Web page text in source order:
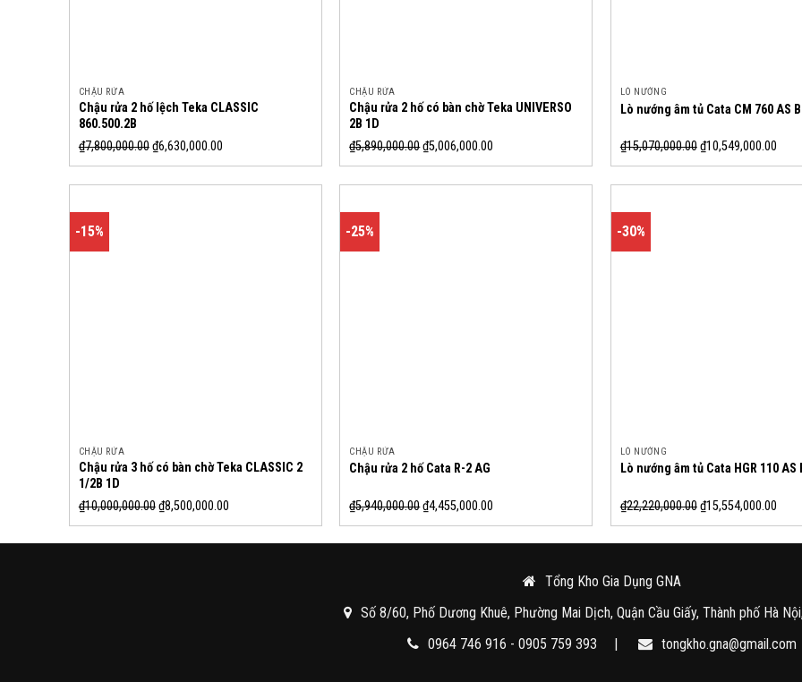
CHẬU RỬA
Chậu rửa 2 hố lệch Teka CLASSIC
860.500.2B
₫7,800,000.00₫6,630,000.00
CHẬU RỬA
Chậu rửa 2 hố có bàn chờ Teka UNIVERSO
2B 1D
₫5,890,000.00₫5,006,000.00
LÒ NƯỚNG
Lò nướng âm tủ Cata CM 760 AS
₫15,070,000.00₫10,549,000.00
-15%
CHẬU RỬA
Chậu rửa 3 hố có bàn chờ Teka CLASSIC 2
1/2B 1D
₫10,000,000.00₫8,500,000.00
-25%
CHẬU RỬA
Chậu rửa 2 hố Cata R-2 AG
₫5,940,000.00₫4,455,000.00
-30%
LÒ NƯỚNG
Lò nướng âm tủ Cata HGR 110 AS
₫22,220,000.00₫15,554,000.00
Tổng Kho Gia Dụng GNA
Số 8/60, Phố Dương Khuê, Phường Mai Dịch, Quận Cầu Giấy, Thành phố Hà
0964 746 916 - 0905 759 393
tongkho.gna@gmail.com